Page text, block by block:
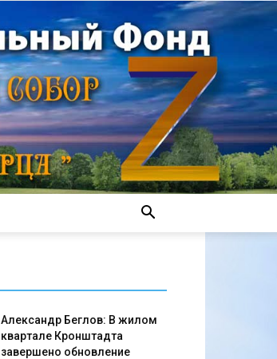
Александр Беглов: В жилом
квартале Кронштадта
завершено обновление